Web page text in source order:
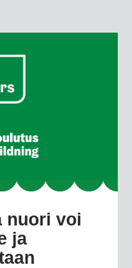
nuori voi
ja